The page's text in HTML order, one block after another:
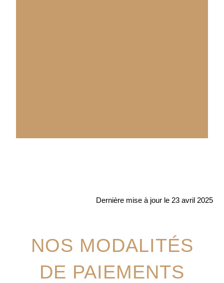
Dernière mise à jour le 23 avril 2025
NOS MODALITÉS
DE PAIEMENTS